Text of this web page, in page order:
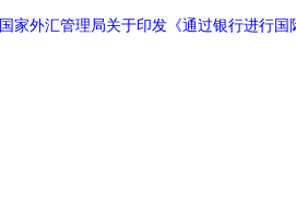
国家外汇管理局关于印发《通过银行进行